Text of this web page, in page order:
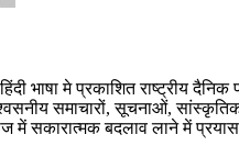
भाषा मे प्रकाशित राष्ट्रीय
समाचारों, सूचनाओं, सांस्कृतिक
में सकारात्मक बदलाव लाने में